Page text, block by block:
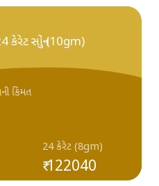
કેરેટ સોનું (10gm)
24 કેરેટ (8gm)
કિંમત
₹ 122040